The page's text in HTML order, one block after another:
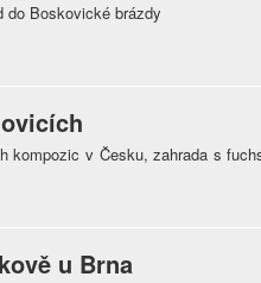
Boskovické brázdy
kompozic v Česku, zahrada s
u Brna